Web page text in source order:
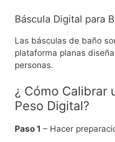
Báscula Digital para
Las básculas de baño
plataforma planas
personas.
¿ Cómo Calibrar
Peso Digital?
Paso 1 – Hacer